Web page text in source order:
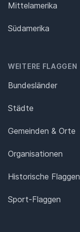
Mittelamerika
Südamerika
WEITERE FLAGGEN
Bundesländer
Städte
Gemeinden & Orte
Organisationen
Historische Flaggen
Sport-Flaggen